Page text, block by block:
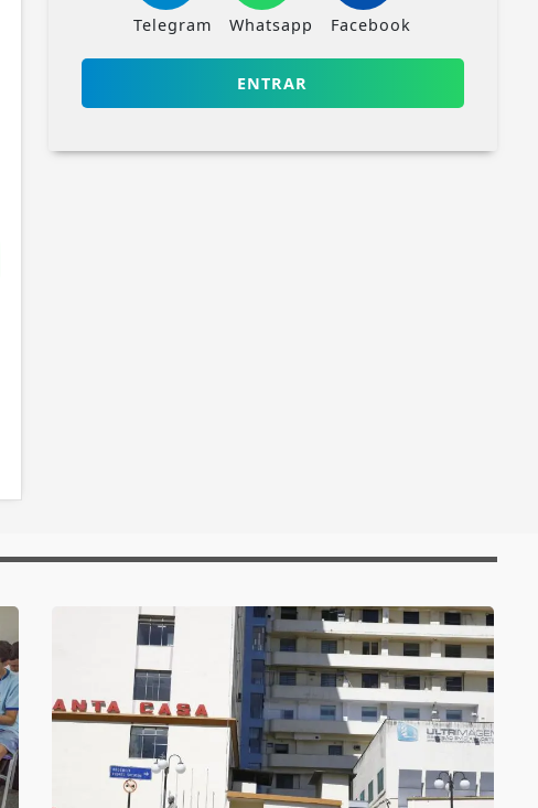
Telegram Whatsapp Facebook
ENTRAR